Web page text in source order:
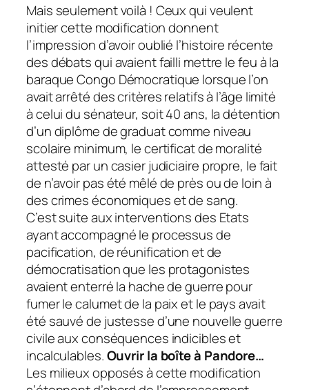
Mais seulement voilà ! Ceux qui veulent
initier cette modification donnent
l’impression d’avoir oublié l’histoire récente
des débats qui avaient failli mettre le feu à la
baraque Congo Démocratique lorsque l’on
avait arrêté des critères relatifs à l’âge limité
à celui du sénateur, soit 40 ans, la détention
d’un diplôme de graduat comme niveau
scolaire minimum, le certificat de moralité
attesté par un casier judiciaire propre, le fait
de n’avoir pas été mêlé de près ou de loin à
des crimes économiques et de sang.
C’est suite aux interventions des Etats
ayant accompagné le processus de
pacification, de réunification et de
démocratisation que les protagonistes
avaient enterré la hache de guerre pour
fumer le calumet de la paix et le pays avait
été sauvé de justesse d’une nouvelle guerre
civile aux conséquences indicibles et
incalculables.Ouvrir la boîte à Pandore…
Les milieux opposés à cette modification